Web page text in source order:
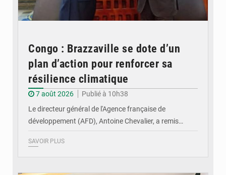
Congo : Brazzaville se dote d’un
plan d’action pour renforcer sa
résilience climatique
7 août 2026
Publié à 10h38
Le directeur général de l'Agence française de
développement (AFD), Antoine Chevalier, a remis…
SAVOIR PLUS